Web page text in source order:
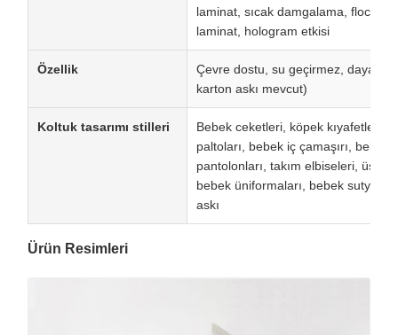
laminat, sıcak damgalama,
laminat, hologram etkisi
Özellik
Çevre dostu, su geçirmez,
karton askı mevcut)
Koltuk tasarımı stilleri
Bebek ceketleri, köpek kıyafetleri,
paltoları, bebek iç çamaşırı, bebek
pantolonları, takım elbiseleri,
bebek üniformaları, bebek
askı
Ürün Resimleri